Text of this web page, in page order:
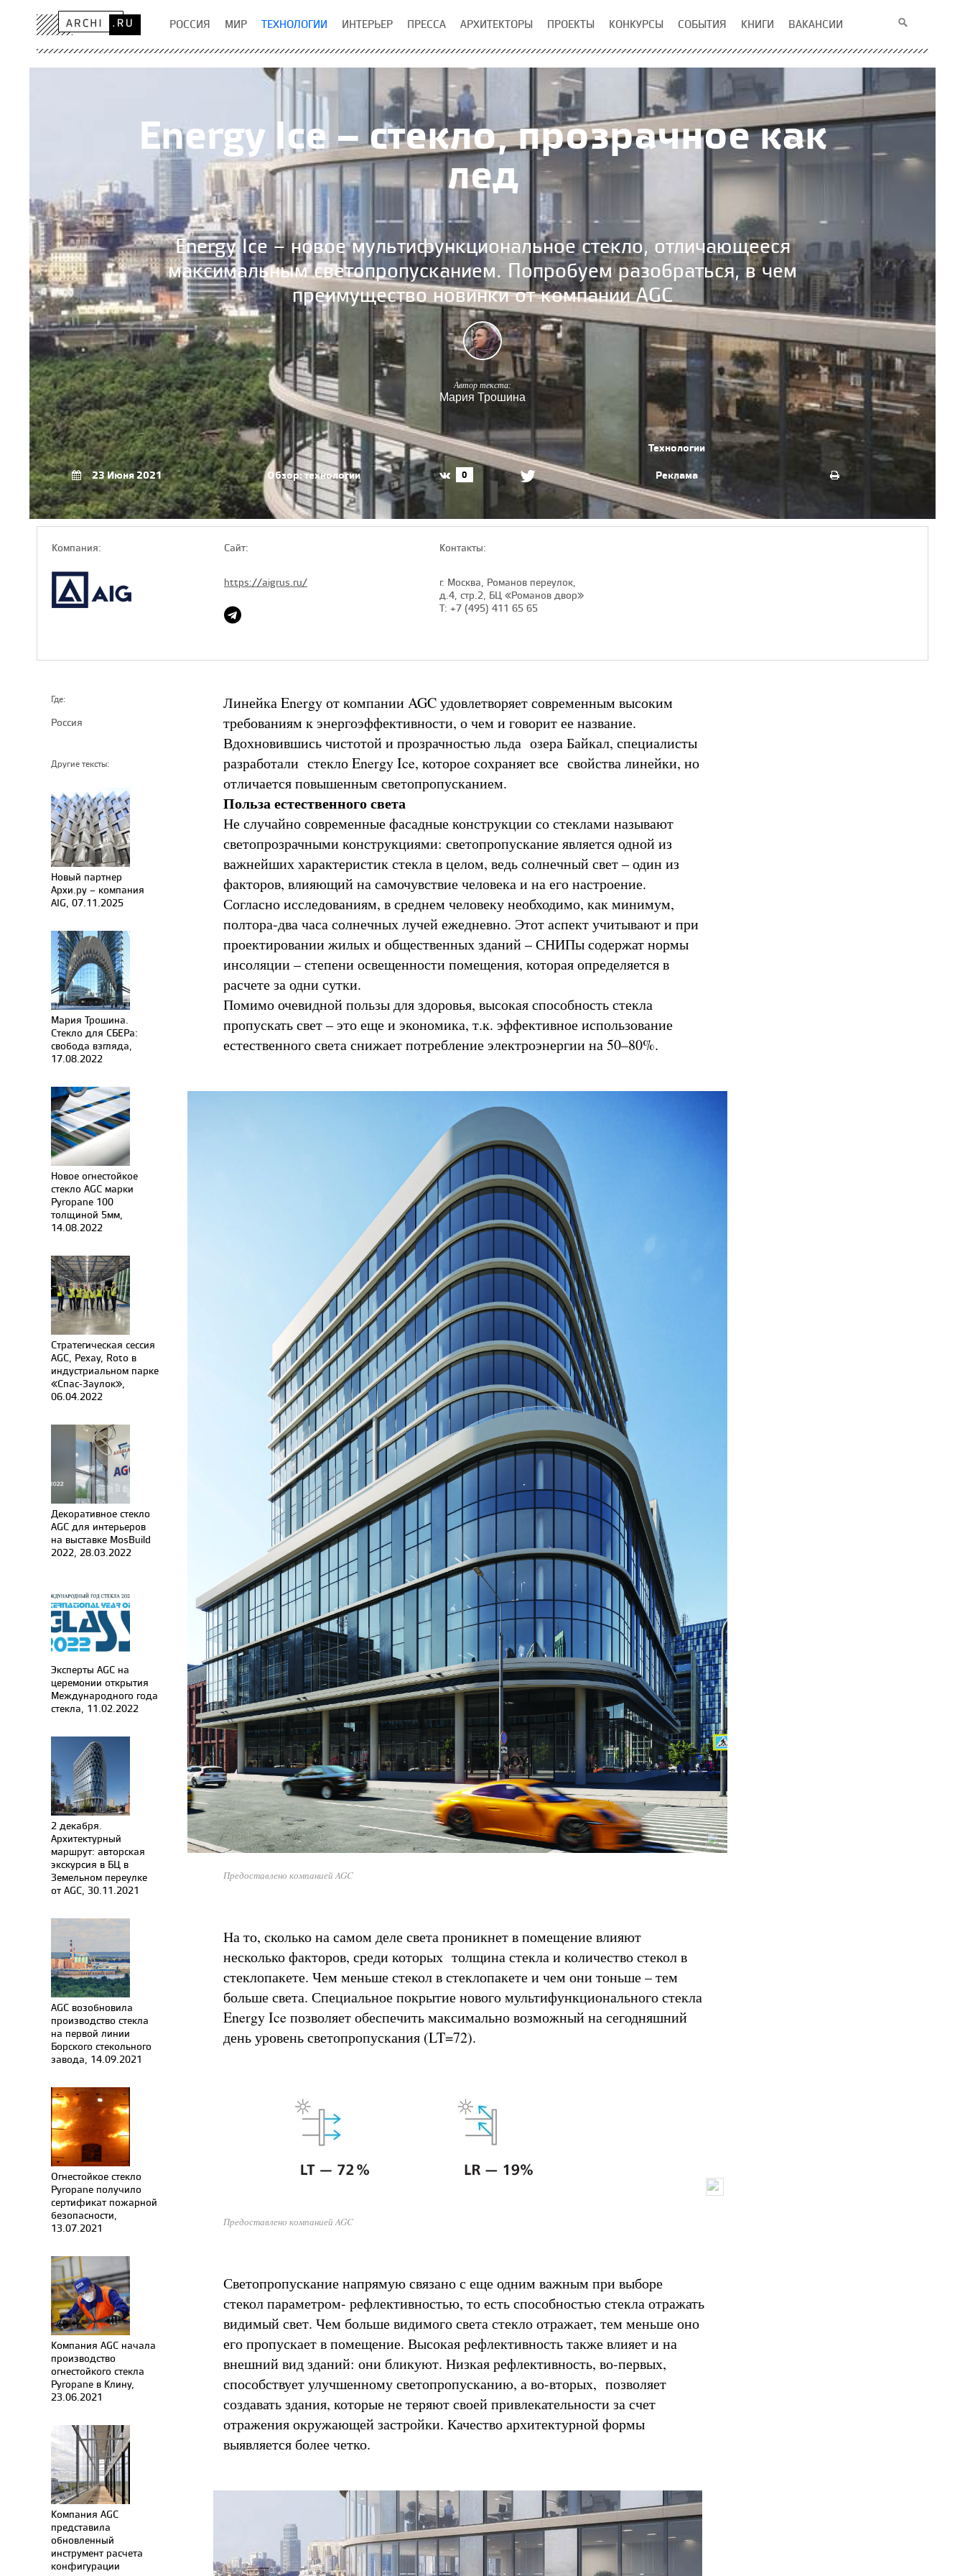
РОССИЯ МИР ТЕХНОЛОГИИ ИНТЕРЬЕР ПРЕССА АРХИТЕКТОРЫ ПРОЕКТЫ КОНКУРСЫ СОБЫТИЯ КНИГИ ВАКАНСИИ
Energy Ice – стекло, прозрачное как
лед
Energy Ice – новое мультифункциональное стекло, отличающееся
максимальным светопропусканием. Попробуем разобраться, в чем
преимущество новинки от компании AGC
Автор текста:
Мария Трошина
23 Июня 2021 Обзор: технологии 0
Технологии
Реклама
Компaния: Сайт:
https://aigrus.ru/
Контакты:
г. Москва, Романов переулок,
д.4, стр.2, БЦ «Романов двор»
Т: +7 (495) 411 65 65
Где:
Россия
Другие тексты:
Новый партнер
Архи.ру – компания
AIG, 07.11.2025
Мария Трошина.
Стекло для СБЕРа:
свобода взгляда,
17.08.2022
Новое огнестойкое
стекло AGC марки
Pyropane 100
толщиной 5мм,
14.08.2022
Стратегическая сессия
AGC, Рехау, Roto в
индустриальном парке
«Спас-Заулок»,
06.04.2022
Декоративное стекло
AGC для интерьеров
на выставке MosBuild
2022, 28.03.2022
Эксперты AGC на
церемонии открытия
Международного года
стекла, 11.02.2022
2 декабря.
Архитектурный
маршрут: авторская
экскурсия в БЦ в
Земельном переулке
от AGC, 30.11.2021
AGC возобновила
производство стекла
на первой линии
Борского стекольного
завода, 14.09.2021
Огнестойкое стекло
Pyropane получило
сертификат пожарной
безопасности,
13.07.2021
Компания AGC начала
производство
огнестойкого стекла
Pyropane в Клину,
23.06.2021
Компания AGC
представила
обновленный
инструмент расчета
конфигурации
Линейка Energy от компании AGC удовлетворяет современным высоким
требованиям к энергоэффективности, о чем и говорит ее название.
Вдохновившись чистотой и прозрачностью льда озера Байкал, специалисты
разработали стекло Energy Ice, которое сохраняет все свойства линейки, но
отличается повышенным светопропусканием.
Польза естественного света
Не случайно современные фасадные конструкции со стеклами называют
светопрозрачными конструкциями: светопропускание является одной из
важнейших характеристик стекла в целом, ведь солнечный свет – один из
факторов, влияющий на самочувствие человека и на его настроение.
Согласно исследованиям, в среднем человеку необходимо, как минимум,
полтора-два часа солнечных лучей ежедневно. Этот аспект учитывают и при
проектировании жилых и общественных зданий – СНИПы содержат нормы
инсоляции – степени освещенности помещения, которая определяется в
расчете за одни сутки.
Помимо очевидной пользы для здоровья, высокая способность стекла
пропускать свет – это еще и экономика, т.к. эффективное использование
естественного света снижает потребление электроэнергии на 50–80%.
Предоставлено компанией AGC
На то, сколько на самом деле света проникнет в помещение влияют
несколько факторов, среди которых толщина стекла и количество стекол в
стеклопакете. Чем меньше стекол в стеклопакете и чем они тоньше – тем
больше света. Специальное покрытие нового мультифункционального стекла
Energy Ice позволяет обеспечить максимально возможный на сегодняшний
день уровень светопропускания (LT=72).
Предоставлено компанией AGC
Светопропускание напрямую связано с еще одним важным при выборе
стекол параметром- рефлективностью, то есть способностью стекла отражать
видимый свет. Чем больше видимого света стекло отражает, тем меньше оно
его пропускает в помещение. Высокая рефлективность также влияет и на
внешний вид зданий: они бликуют. Низкая рефлективность, во-первых,
способствует улучшенному светопропусканию, а во-вторых, позволяет
создавать здания, которые не теряют своей привлекательности за счет
отражения окружающей застройки. Качество архитектурной формы
выявляется более четко.